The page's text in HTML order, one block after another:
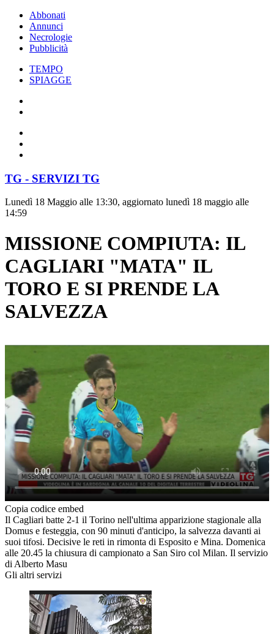
Abbonati
Annunci
Necrologie
Pubblicità
TEMPO
SPIAGGE
TG - SERVIZI TG
Lunedì 18 Maggio alle 13:30, aggiornato lunedì 18 maggio alle
14:59
MISSIONE COMPIUTA: IL
CAGLIARI "MATA" IL
TORO E SI PRENDE LA
SALVEZZA
Copia codice embed
Il Cagliari batte 2-1 il Torino nell'ultima apparizione stagionale alla
Domus e festeggia, con 90 minuti d'anticipo, la salvezza davanti ai
suoi tifosi. Decisive le reti in rimonta di Esposito e Mina. Domenica
alle 20.45 la chiusura di campionato a San Siro col Milan. Il servizio
di Alberto Masu
Gli altri servizi